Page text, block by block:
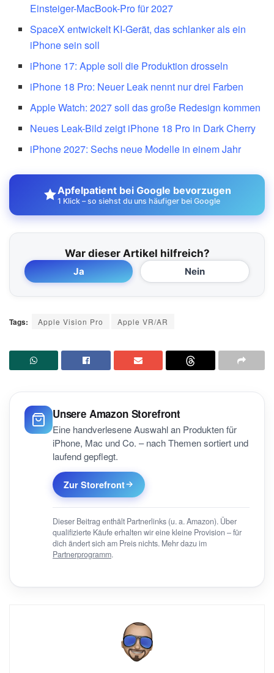
Einsteiger-MacBook-Pro für 2027
SpaceX entwickelt KI-Gerät, das schlanker als ein
iPhone sein soll
iPhone 17: Apple soll die Produktion drosseln
iPhone 18 Pro: Neuer Leak nennt nur drei Farben
Apple Watch: 2027 soll das große Redesign kommen
Neues Leak-Bild zeigt iPhone 18 Pro in Dark Cherry
iPhone 2027: Sechs neue Modelle in einem Jahr
Apfelpatient bei Google bevorzugen
1 Klick – so siehst du uns häufiger bei Google
War dieser Artikel hilfreich?
Ja Nein
Tags: Apple Vision Pro Apple VR/AR
Unsere Amazon Storefront
Eine handverlesene Auswahl an Produkten für
iPhone, Mac und Co. – nach Themen sortiert und
laufend gepflegt.
Zur Storefront
Dieser Beitrag enthält Partnerlinks (u. a. Amazon). Über
qualifizierte Käufe erhalten wir eine kleine Provision – für
dich ändert sich am Preis nichts. Mehr dazu im
Partnerprogramm.